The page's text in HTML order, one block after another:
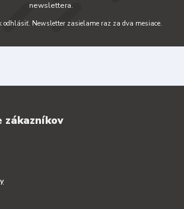
newslettera.
odhlásiť. Newsletter zasielame raz za dva mesiace.
zákazníkov